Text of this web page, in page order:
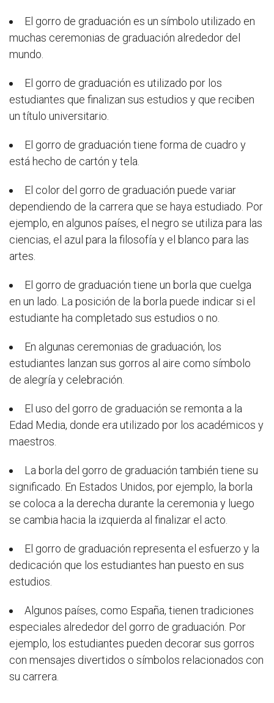
El gorro de graduación es un símbolo utilizado en
muchas ceremonias de graduación alrededor del
mundo.
El gorro de graduación es utilizado por los
estudiantes que finalizan sus estudios y que reciben
un título universitario.
El gorro de graduación tiene forma de cuadro y
está hecho de cartón y tela.
El color del gorro de graduación puede variar
dependiendo de la carrera que se haya estudiado. Por
ejemplo, en algunos países, el negro se utiliza para las
ciencias, el azul para la filosofía y el blanco para las
artes.
El gorro de graduación tiene un borla que cuelga
en un lado. La posición de la borla puede indicar si el
estudiante ha completado sus estudios o no.
En algunas ceremonias de graduación, los
estudiantes lanzan sus gorros al aire como símbolo
de alegría y celebración.
El uso del gorro de graduación se remonta a la
Edad Media, donde era utilizado por los académicos y
maestros.
La borla del gorro de graduación también tiene su
significado. En Estados Unidos, por ejemplo, la borla
se coloca a la derecha durante la ceremonia y luego
se cambia hacia la izquierda al finalizar el acto.
El gorro de graduación representa el esfuerzo y la
dedicación que los estudiantes han puesto en sus
estudios.
Algunos países, como España, tienen tradiciones
especiales alrededor del gorro de graduación. Por
ejemplo, los estudiantes pueden decorar sus gorros
con mensajes divertidos o símbolos relacionados con
su carrera.